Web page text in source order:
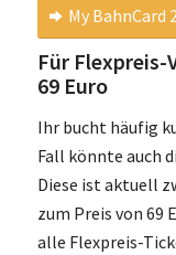
My BahnCard
Für Flexpreis-
69 Euro
Ihr bucht häufig
Fall könnte auch
Diese ist aktuell
zum Preis von 69
alle Flexpreis-